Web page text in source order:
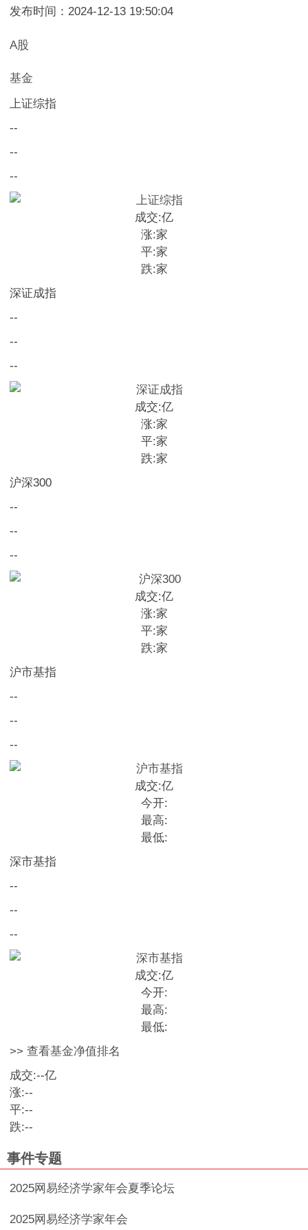
发布时间：2024-12-13 19:50:04
A股
基金
上证综指
--
--
--
成交:亿
涨:家
平:家
跌:家
深证成指
--
--
--
成交:亿
涨:家
平:家
跌:家
沪深300
--
--
--
成交:亿
涨:家
平:家
跌:家
沪市基指
--
--
--
成交:亿
今开:
最高:
最低:
深市基指
--
--
--
成交:亿
今开:
最高:
最低:
>> 查看基金净值排名
成交:--亿
涨:--
平:--
跌:--
事件专题
2025网易经济学家年会夏季论坛
2025网易经济学家年会